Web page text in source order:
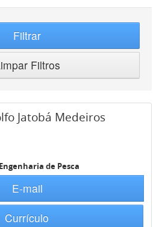
Filtrar
Filtros
Jatobá Medeiros
de Pesca
E-mail
Currículo